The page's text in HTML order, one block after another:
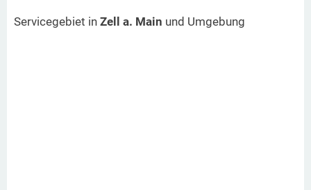
Servicegebiet in Zell a. Main und Umgebung